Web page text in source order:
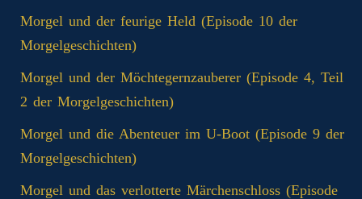
Morgel und der feurige Held (Episode 10 der
Morgelgeschichten)
Morgel und der Möchtegernzauberer (Episode 4, Teil
2 der Morgelgeschichten)
Morgel und die Abenteuer im U-Boot (Episode 9 der
Morgelgeschichten)
Morgel und das verlotterte Märchenschloss (Episode